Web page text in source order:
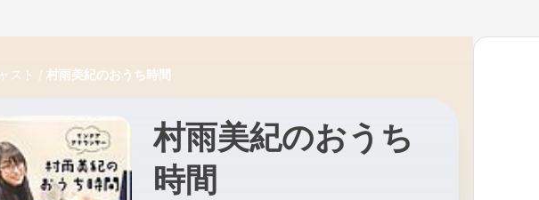
スト 村雨美紀のおうち時間
村雨美紀のおうち
時間